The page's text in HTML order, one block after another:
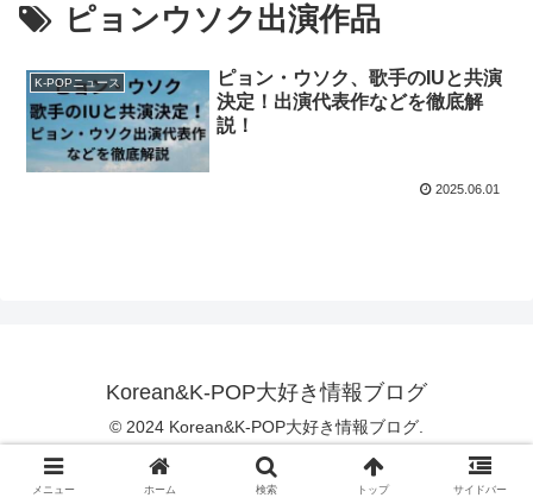
ピョンウソク出演作品
K-POPニュース
ピョン・ウソク、歌手のIUと共演
決定！出演代表作などを徹底解
説！
2025.06.01
Korean&K-POP大好き情報ブログ
© 2024 Korean&K-POP大好き情報ブログ.
メニュー ホーム 検索 トップ サイドバー